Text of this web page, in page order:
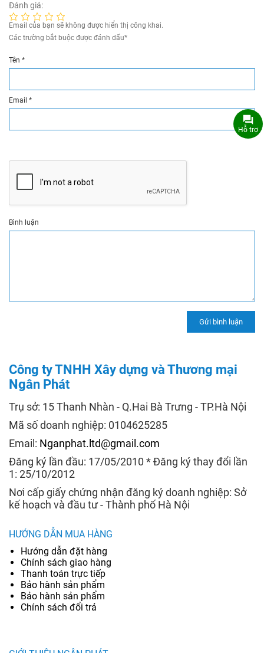
Đánh giá:
Email của bạn sẽ không được hiển thị công khai.
Các trường bắt buộc được đánh dấu*
Tên *
Email *
Bình luận
Công ty TNHH Xây dựng và Thương mại
Ngân Phát
Trụ sở: 15 Thanh Nhàn - Q.Hai Bà Trưng - TP.Hà Nội
Mã số doanh nghiệp: 0104625285
Email: Nganphat.ltd@gmail.com
Đăng ký lần đầu: 17/05/2010 * Đăng ký thay đổi lần
1: 25/10/2012
Nơi cấp giấy chứng nhận đăng ký doanh nghiệp: Sở
kế hoạch và đầu tư - Thành phố Hà Nội
HƯỚNG DẪN MUA HÀNG
Hướng dẫn đặt hàng
Chính sách giao hàng
Thanh toán trực tiếp
Bảo hành sản phẩm
Bảo hành sản phẩm
Chính sách đổi trả
Hỗ trợ